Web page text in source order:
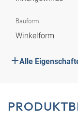
Bauform
Winkelform
Alle